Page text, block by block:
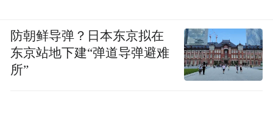
防朝鲜导弹？日本东京拟在
东京站地下建“弹道导弹避难
所”